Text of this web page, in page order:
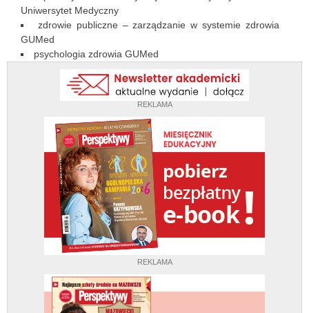
REKLAMA
REKLAMA
Uniwersytet Medyczny
zdrowie publiczne – zarządzanie w systemie zdrowia
GUMed
psychologia zdrowia GUMed